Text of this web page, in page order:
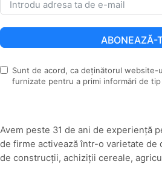
ABONEAZĂ-
Sunt de acord, ca deținătorul website-
furnizate pentru a primi informări de
Avem peste 31 de ani de experiență
de firme activează într-o varietate de
de construcții, achiziții cereale,